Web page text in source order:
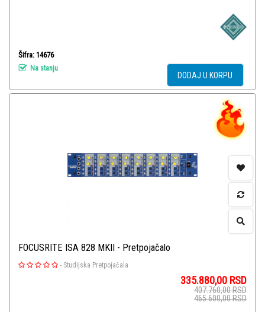
Šifra: 14676
Na stanju
DODAJ U KORPU
FOCUSRITE ISA 828 MKII - Pretpojačalo
- Studijska Pretpojačala
335.880,00 RSD
407.760,00RSD
465.600,00RSD